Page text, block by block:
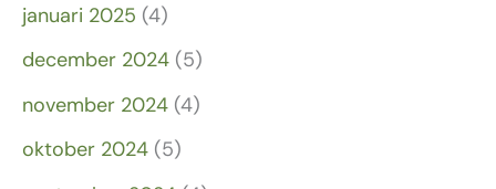
januari 2025 (4)
december 2024 (5)
november 2024 (4)
oktober 2024 (5)